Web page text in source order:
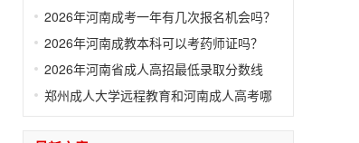
2026年河南成考一年有几次报名机会吗？
2026年河南成教本科可以考药师证吗？
2026年河南省成人高招最低录取分数线
（公布）
郑州成人大学远程教育和河南成人高考哪